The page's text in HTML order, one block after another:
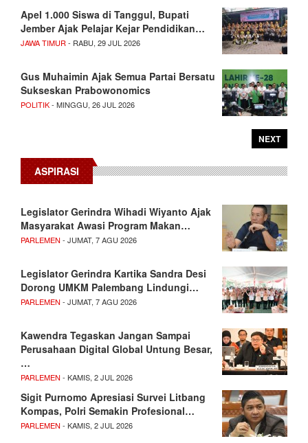
Apel 1.000 Siswa di Tanggul, Bupati
Jember Ajak Pelajar Kejar Pendidikan…
JAWA TIMUR - RABU, 29 JUL 2026
Gus Muhaimin Ajak Semua Partai Bersatu
Sukseskan Prabowonomics
POLITIK- MINGGU, 26 JUL 2026
NEXT
ASPIRASI
Legislator Gerindra Wihadi Wiyanto Ajak
Masyarakat Awasi Program Makan…
PARLEMEN - JUMAT, 7 AGU 2026
Legislator Gerindra Kartika Sandra Desi
Dorong UMKM Palembang Lindungi…
PARLEMEN - JUMAT, 7 AGU 2026
Kawendra Tegaskan Jangan Sampai
Perusahaan Digital Global Untung Besar,
…
PARLEMEN - KAMIS, 2 JUL 2026
Sigit Purnomo Apresiasi Survei Litbang
Kompas, Polri Semakin Profesional…
PARLEMEN - KAMIS, 2 JUL 2026